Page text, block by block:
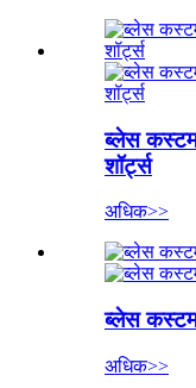
ब्लेस
शॉर्ट्स
अधिक>>
ब्लेस कस्टम
अधिक>>